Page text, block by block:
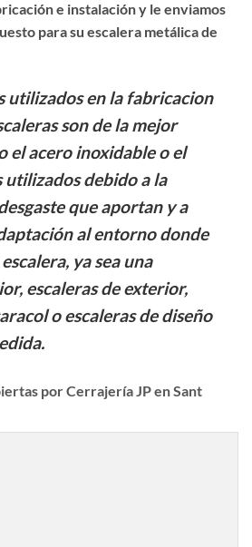
e instalación y le enviamos
para su escalera metálica de
utilizados en la fabricacion
son de la mejor
el acero inoxidable o el
utilizados debido a la
que aportan y a
al entorno donde
ya sea una
escaleras de exterior,
o escaleras de diseño
por Cerrajería JP en Sant